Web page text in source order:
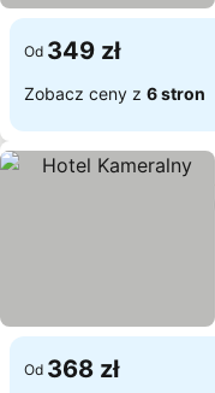
Od 349 zł
Zobacz ceny z 6 stron
Od 368 zł